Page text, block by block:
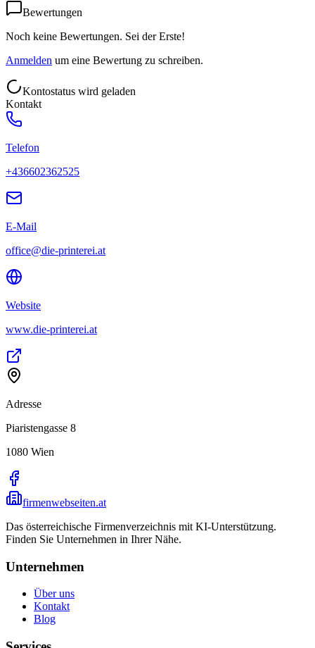
Bewertungen
Noch keine Bewertungen. Sei der Erste!
Anmelden um eine Bewertung zu schreiben.
Kontostatus wird geladen
Kontakt
Telefon
+436602362525
E-Mail
office@die-printerei.at
Website
www.die-printerei.at
Adresse
Piaristengasse 8
1080 Wien
firmenwebseiten.at
Das österreichische Firmenverzeichnis mit KI-Unterstützung.
Finden Sie Unternehmen in Ihrer Nähe.
Unternehmen
Über uns
Kontakt
Blog